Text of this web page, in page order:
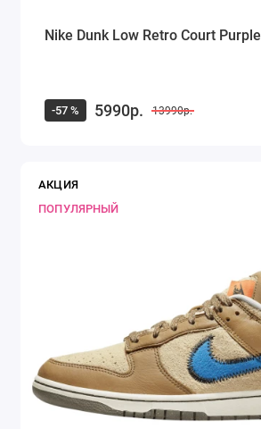
Nike Dunk Low Retro Court Purple
-57 % 5990р. 13990р.
АКЦИЯ
ПОПУЛЯРНЫЙ